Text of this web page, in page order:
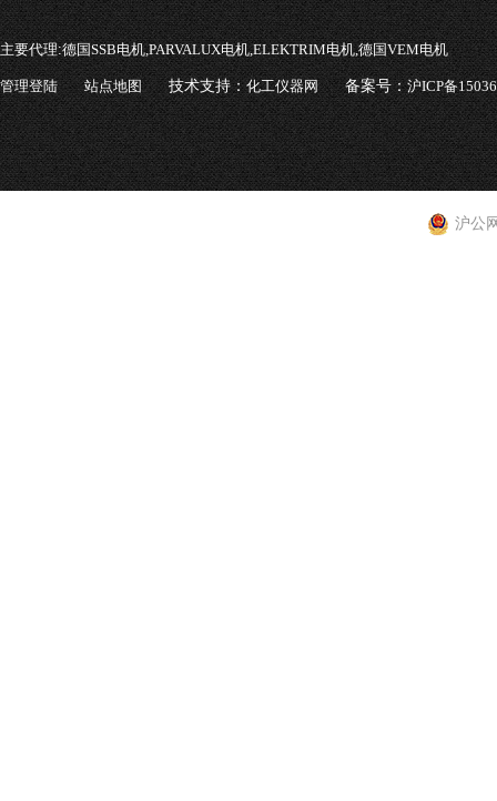
主要代理:德国SSB电机,PARVALUX电机,ELEKTRIM电机,德国VEM电机
管理登陆 站点地图 技术支持：化工仪器网 备案号：沪ICP备
沪公